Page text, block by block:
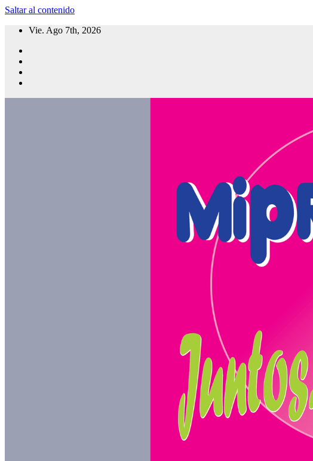
Saltar al contenido
Vie. Ago 7th, 2026